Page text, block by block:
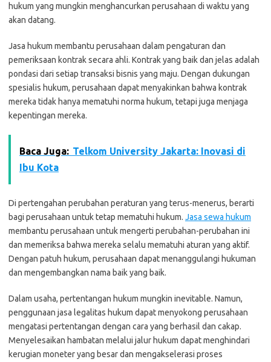
hukum yang mungkin menghancurkan perusahaan di waktu yang
akan datang.
Jasa hukum membantu perusahaan dalam pengaturan dan
pemeriksaan kontrak secara ahli. Kontrak yang baik dan jelas adalah
pondasi dari setiap transaksi bisnis yang maju. Dengan dukungan
spesialis hukum, perusahaan dapat menyakinkan bahwa kontrak
mereka tidak hanya mematuhi norma hukum, tetapi juga menjaga
kepentingan mereka.
Baca Juga: Telkom University Jakarta: Inovasi di
Ibu Kota
Di pertengahan perubahan peraturan yang terus-menerus, berarti
bagi perusahaan untuk tetap mematuhi hukum. Jasa sewa hukum
membantu perusahaan untuk mengerti perubahan-perubahan ini
dan memeriksa bahwa mereka selalu mematuhi aturan yang aktif.
Dengan patuh hukum, perusahaan dapat menanggulangi hukuman
dan mengembangkan nama baik yang baik.
Dalam usaha, pertentangan hukum mungkin inevitable. Namun,
penggunaan jasa legalitas hukum dapat menyokong perusahaan
mengatasi pertentangan dengan cara yang berhasil dan cakap.
Menyelesaikan hambatan melalui jalur hukum dapat menghindari
kerugian moneter yang besar dan mengakselerasi proses